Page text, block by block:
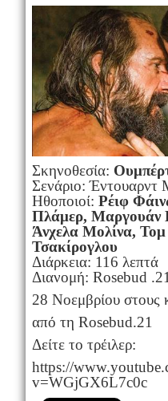
Σκηνοθεσία:
Σενάριο: Έντουαρντ
Ηθοποιοί: Ρέιφ
Πλάμερ, Μαργουάν
Άνχελα Μολίνα,
Τσακίρογλου
Διάρκεια: 116 λεπτά
Διανομή: Rosebud .21
28 Νοεμβρίου στους
από τη Rosebud.21
Δείτε το τρέιλερ:
https://
v=WGjGX6L7c0c